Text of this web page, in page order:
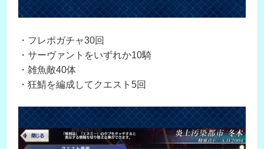
・フレポガチャ30回
・サーヴァントをいずれか10騎
・雑魚敵40体
・狂鯖を編成してクエスト5回